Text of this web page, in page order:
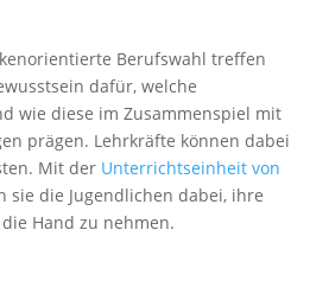
Berufswahl treffen
dafür, welche
wie diese im Zusammenspiel mit
prägen. Lehrkräfte können dabei
Mit der Unterrichtseinheit von
sie die Jugendlichen dabei, ihre
Hand zu nehmen.